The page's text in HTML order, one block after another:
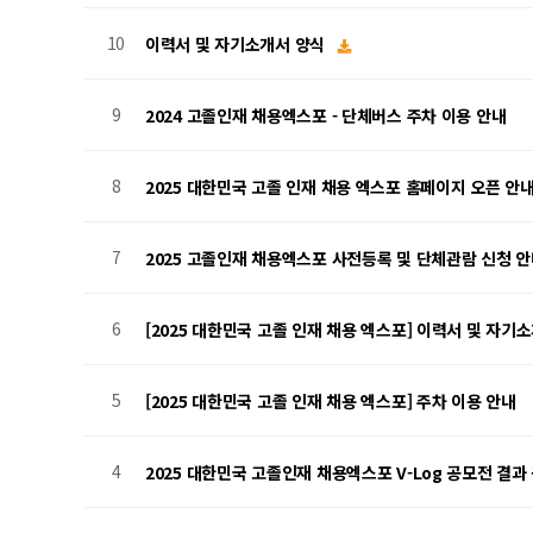
10 이력서 및 자기소개서 양식
9 2024 고졸인재 채용엑스포 - 단체버스 주차 이용 안내
8 2025 대한민국 고졸 인재 채용 엑스포 홈페이지 오픈 안내
7 2025 고졸인재 채용엑스포 사전등록 및 단체관람 신청
6 [2025 대한민국 고졸 인재 채용 엑스포] 이력서 및 자기
5 [2025 대한민국 고졸 인재 채용 엑스포] 주차 이용 안내
4 2025 대한민국 고졸인재 채용엑스포 V-Log 공모전 결과